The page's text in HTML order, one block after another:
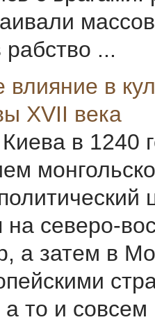
...
влияние в
XVII века
в 1240
на северо-
а затем в
а то и